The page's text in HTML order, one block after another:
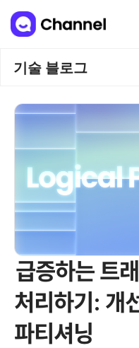
기술 블로그
급증하는 트
처리하기: 개
파티셔닝